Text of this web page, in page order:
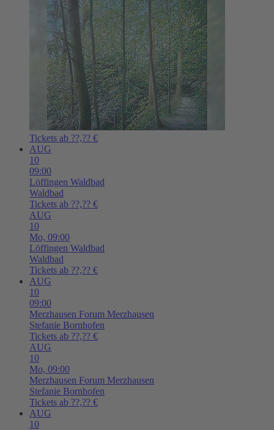
Tickets ab ??,?? €
AUG
10
09:00
Löffingen Waldbad
Waldbad
Tickets ab ??,?? €
AUG
10
Mo, 09:00
Löffingen Waldbad
Waldbad
Tickets ab ??,?? €
AUG
10
09:00
Merzhausen Forum Merzhausen
Stefanie Bornhofen
Tickets ab ??,?? €
AUG
10
Mo, 09:00
Merzhausen Forum Merzhausen
Stefanie Bornhofen
Tickets ab ??,?? €
AUG
10